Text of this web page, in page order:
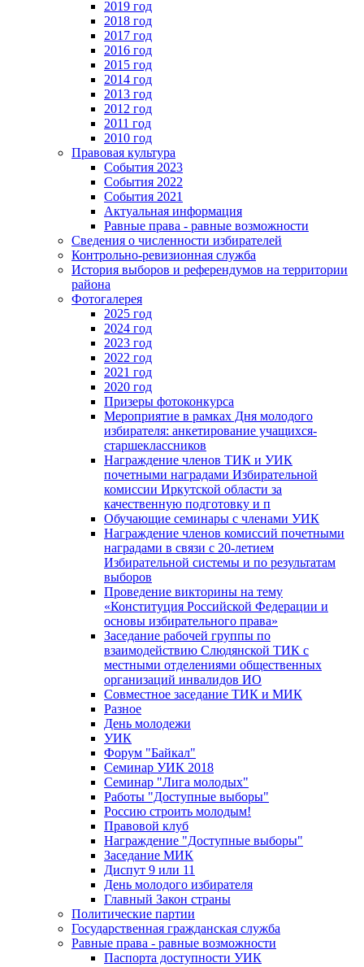
2019 год
2018 год
2017 год
2016 год
2015 год
2014 год
2013 год
2012 год
2011 год
2010 год
Правовая культура
События 2023
События 2022
События 2021
Актуальная информация
Равные права - равные возможности
Сведения о численности избирателей
Контрольно-ревизионная служба
История выборов и референдумов на территории
района
Фотогалерея
2025 год
2024 год
2023 год
2022 год
2021 год
2020 год
Призеры фотоконкурса
Мероприятие в рамках Дня молодого
избирателя: анкетирование учащихся-
старшеклассников
Награждение членов ТИК и УИК
почетными наградами Избирательной
комиссии Иркутской области за
качественную подготовку и п
Обучающие семинары с членами УИК
Награждение членов комиссий почетными
наградами в связи с 20-летием
Избирательной системы и по результатам
выборов
Проведение викторины на тему
«Конституция Российской Федерации и
основы избирательного права»
Заседание рабочей группы по
взаимодействию Слюдянской ТИК с
местными отделениями общественных
организаций инвалидов ИО
Совместное заседание ТИК и МИК
Разное
День молодежи
УИК
Форум "Байкал"
Семинар УИК 2018
Семинар "Лига молодых"
Работы "Доступные выборы"
Россию строить молодым!
Правовой клуб
Награждение "Доступные выборы"
Заседание МИК
Диспут 9 или 11
День молодого избирателя
Главный Закон страны
Политические партии
Государственная гражданская служба
Равные права - равные возможности
Паспорта доступности УИК